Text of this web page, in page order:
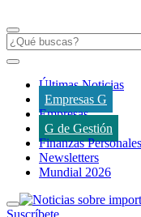
Últimas Noticias
Empresas G
Empresas
G de Gestión
Finanzas Personales
Newsletters
Mundial 2026
Suscríbete